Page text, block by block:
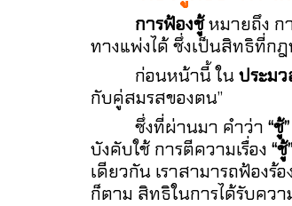
การฟ้องชู้หมายถึง ก
ทางแพ่งได้ ซึ่งเป็นสิทธิที่กฎ
ก่อนหน้านี้ ในประม
กับคู่สมรสของตน”
ซึ่งที่ผ่านมา คำว่า “ชู้”
บังคับใช้ การตีความเรื่อง “ชู้”
เดียวกัน เราสามารถฟ้องร้
ก็ตาม สิทธิในการได้รับคว